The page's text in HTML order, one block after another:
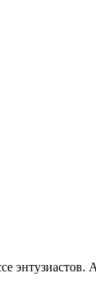
энтузиастов.